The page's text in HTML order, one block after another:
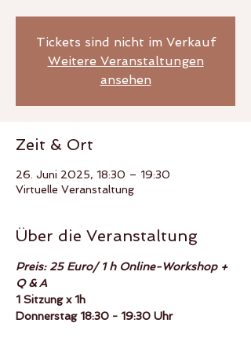
Tickets sind nicht im Verkauf
Weitere Veranstaltungen
ansehen
Zeit & Ort
26. Juni 2025, 18:30 – 19:30
Virtuelle Veranstaltung
Über die Veranstaltung
Preis: 25 Euro/ 1 h Online-Workshop +
Q & A
1 Sitzung x 1h
Donnerstag 18:30 - 19:30 Uhr